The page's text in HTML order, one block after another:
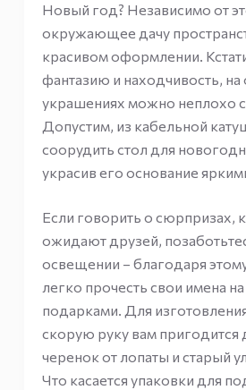
Новый год? Независимо от
окружающее дачу
красивом оформлении.
фантазию и находчивость,
украшениях можно неплохо
Допустим, из кабельной
соорудить стол для
украсив его основание
Если говорить о сюрпризах,
ожидают друзей,
освещении – благодаря
легко прочесть свои имена
подарками. Для
скорую руку вам пригодится
черенок от лопаты и старый
Что касается упаковки для